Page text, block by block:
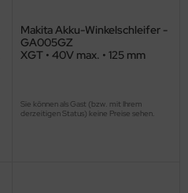
Makita Akku-Winkelschleifer -
GA005GZ
XGT • 40V max. • 125 mm
Sie können als Gast (bzw. mit Ihrem
derzeitigen Status) keine Preise sehen.